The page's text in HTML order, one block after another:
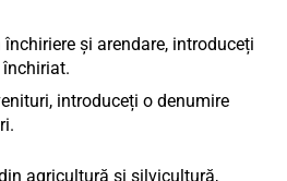
și arendare, introduceți
introduceți o denumire
agricultură și silvicultură,